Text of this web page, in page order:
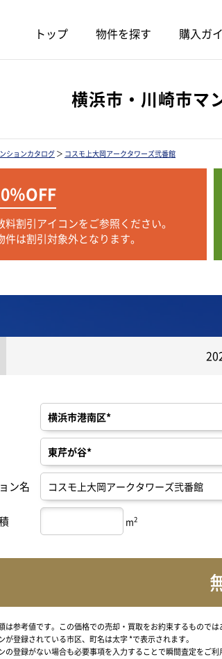
トップ 物件を探す 購入ガ
横浜市・川崎市マ
ションカタログ ＞ コスモ上大岡アークタワーズ弐番館
％OFF
割引アイコンをご参照ください。
は割引対象外となります。
ン名
m2
は参考値です。この価格での売却・買取をお約束するものでは
が登録されている市区、町名は太字 *で表示されます。
の登録がない場合も必要事項を入力することで瞬間査定をご利